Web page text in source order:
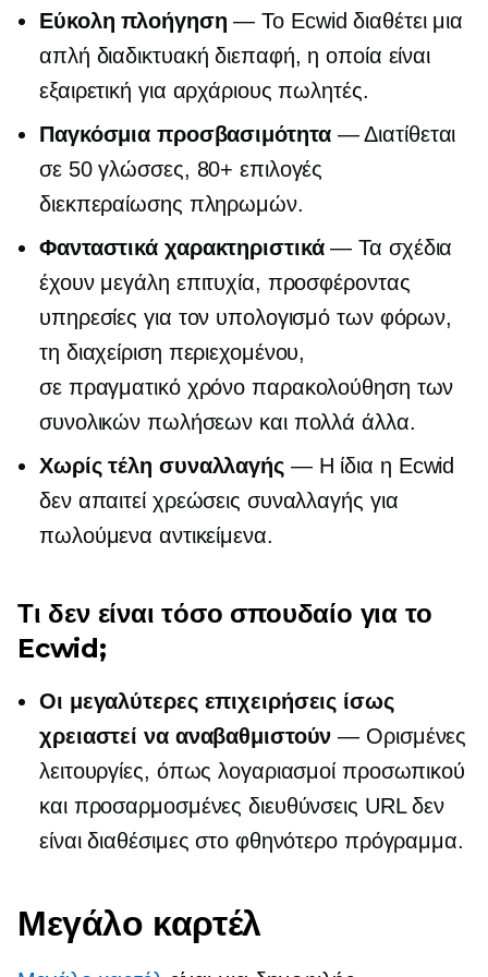
Εύκολη πλοήγηση — Το Ecwid διαθέτει μια
απλή διαδικτυακή διεπαφή, η οποία είναι
εξαιρετική για αρχάριους πωλητές.
Παγκόσμια προσβασιμότητα— Διατίθεται
σε 50 γλώσσες, 80+ επιλογές
διεκπεραίωσης πληρωμών.
Φανταστικά χαρακτηριστικά— Τα σχέδια
έχουν μεγάλη επιτυχία, προσφέροντας
υπηρεσίες για τον υπολογισμό των φόρων,
τη διαχείριση περιεχομένου,
σε πραγματικό χρόνο παρακολούθηση των
συνολικών πωλήσεων και πολλά άλλα.
Χωρίς τέλη συναλλαγής— Η ίδια η Ecwid
δεν απαιτεί χρεώσεις συναλλαγής για
πωλούμενα αντικείμενα.
Τι δεν είναι τόσο σπουδαίο για το
Ecwid;
Οι μεγαλύτερες επιχειρήσεις ίσως
χρειαστεί να αναβαθμιστούν — Ορισμένες
λειτουργίες, όπως λογαριασμοί προσωπικού
και προσαρμοσμένες διευθύνσεις URL δεν
είναι διαθέσιμες στο φθηνότερο πρόγραμμα.
Μεγάλο καρτέλ